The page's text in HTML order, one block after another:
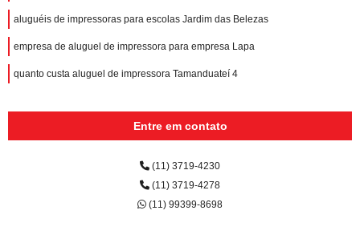
aluguéis de impressoras para escolas Jardim das Belezas
empresa de aluguel de impressora para empresa Lapa
quanto custa aluguel de impressora Tamanduateí 4
Entre em contato
(11) 3719-4230
(11) 3719-4278
(11) 99399-8698